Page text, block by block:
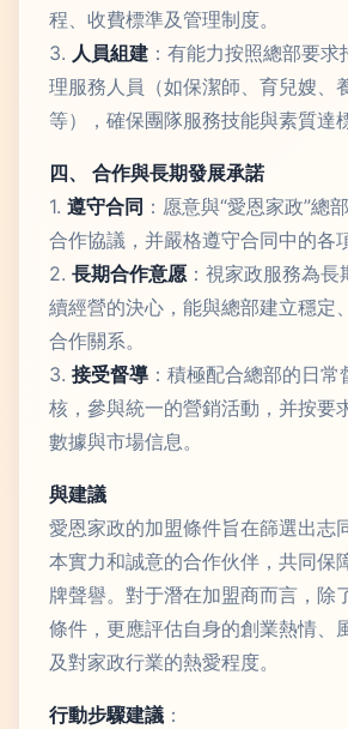
程、收費標準及管理制度。
3. 人員組建 ：有能力按照總部要
理服務人員（如保潔師、育兒嫂、
等），確保團隊服務技能與素質達
四、 合作與長期發展承諾
1. 遵守合同 ：愿意與“愛恩家政”總
合作協議，并嚴格遵守合同中的各
2. 長期合作意愿 ：視家政服務為
續經營的決心，能與總部建立穩定
合作關系。
3. 接受督導 ：積極配合總部的日
核，參與統一的營銷活動，并按要
數據與市場信息。
與建議
愛恩家政的加盟條件旨在篩選出志
本實力和誠意的合作伙伴，共同保
牌聲譽。對于潛在加盟商而言，除
條件，更應評估自身的創業熱情、
及對家政行業的熱愛程度。
行動步驟建議 ：